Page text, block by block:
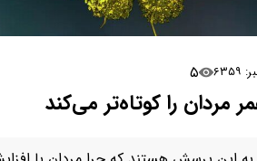
۵
را کوتاه‌تر می‌کند